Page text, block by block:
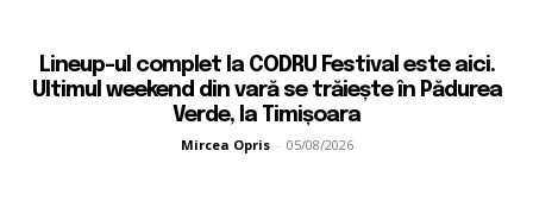
Lineup-ul complet la CODRU Festival este aici.
Ultimul weekend din vară se trăiește în Pădurea
Verde, la Timișoara
Mircea Opris - 05/08/2026